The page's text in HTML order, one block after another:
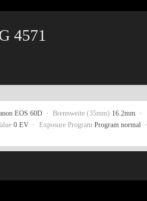
4571
EOS 60D · Brennweite (35mm) 16.2mm ·
0 EV · Exposure Program Program normal ·